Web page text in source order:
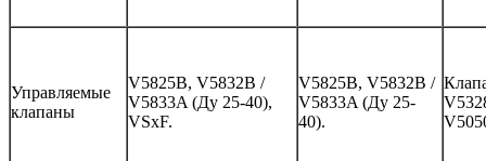
Управляемые
клапаны
V5825B, V5832B /
V5833A (Ду 25-40),
VSxF.
V5825B, V5832B /
V5833A (Ду 25-
40).